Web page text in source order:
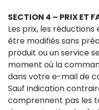
SECTION 4 – PRIX ET
Les prix, les
être modifiés sans
produit ou un service
moment où la
dans votre e-mail de
Sauf indication
comprennent pas les